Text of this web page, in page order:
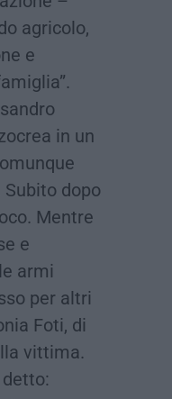
agricolo,
e
in un
dopo
Mentre
e
armi
per altri
Foti, di
vittima.